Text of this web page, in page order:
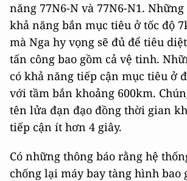
năng 77N6-N và 77N6-N1.
khả năng bắn mục tiêu ở tốc độ
mà Nga hy vọng sẽ đủ để tiêu
tấn công bao gồm cả vệ tinh.
có khả năng tiếp cận mục tiêu ở
với tầm bắn khoảng 600km.
tên lửa đạn đạo đồng thời gian
tiếp cận ít hơn 4 giây.
Có những thông báo rằng hệ
chống lại máy bay tàng hình bao